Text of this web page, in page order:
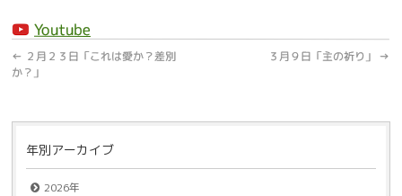
Youtube
← ２月２３日「これは愛か？差別
か？」
３月９日「主の祈り」 →
年別アーカイブ
2026年